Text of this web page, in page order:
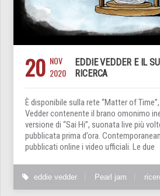
20 NOV
2020
EDDIE VEDDER E IL
RICERCA
È disponibile sulla rete “Matter of
Vedder contenente il brano omonimo
versione di “Sai Hi”, suonata live più
pubblicata prima d’ora.
pubblicati online i video ufficiali. Le due
eddie vedder Pearl jam